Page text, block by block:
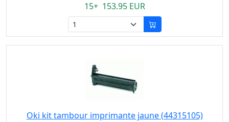
15+ 153.95 EUR
Oki kit tambour imprimante jaune (44315105)